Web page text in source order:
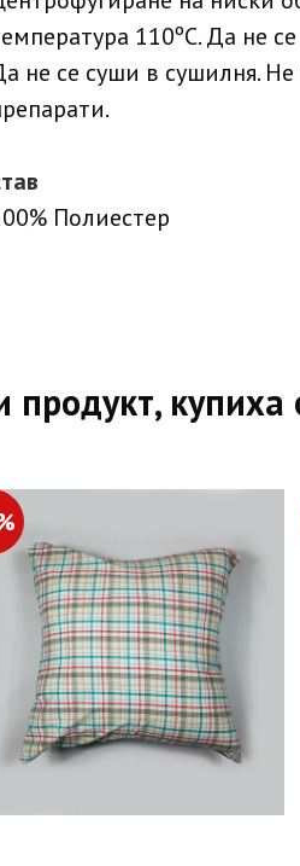
110ºC. Да не
не се суши в сушилня.
Полиестер
продукт,